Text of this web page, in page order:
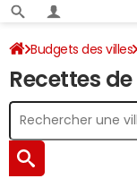
Budgets des villes
Recettes